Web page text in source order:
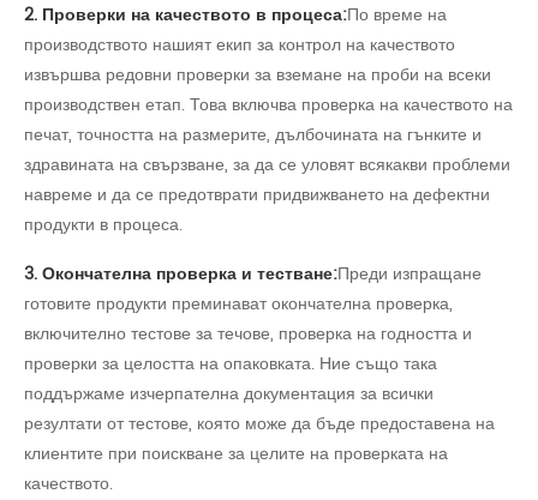
2. Проверки на качеството в процеса:По време на
производството нашият екип за контрол на качеството
извършва редовни проверки за вземане на проби на всеки
производствен етап. Това включва проверка на качеството на
печат, точността на размерите, дълбочината на гънките и
здравината на свързване, за да се уловят всякакви проблеми
навреме и да се предотврати придвижването на дефектни
продукти в процеса.
3. Окончателна проверка и тестване:Преди изпращане
готовите продукти преминават окончателна проверка,
включително тестове за течове, проверка на годността и
проверки за целостта на опаковката. Ние също така
поддържаме изчерпателна документация за всички
резултати от тестове, която може да бъде предоставена на
клиентите при поискване за целите на проверката на
качеството.